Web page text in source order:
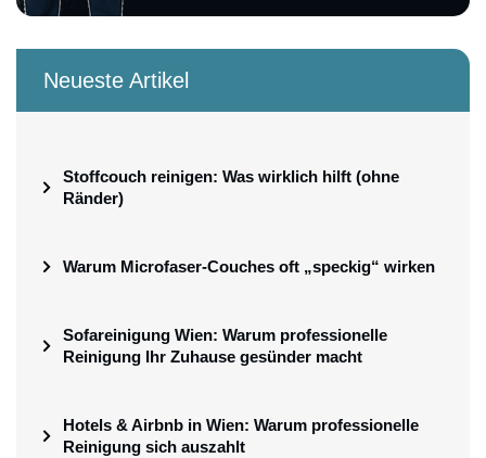
Neueste Artikel
Stoffcouch reinigen: Was wirklich hilft (ohne
Ränder)
Warum Microfaser-Couches oft „speckig“ wirken
Sofareinigung Wien: Warum professionelle
Reinigung Ihr Zuhause gesünder macht
Hotels & Airbnb in Wien: Warum professionelle
Reinigung sich auszahlt